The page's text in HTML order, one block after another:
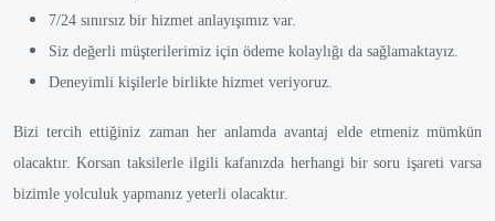
7/24 sınırsız bir hizmet anlayışımız var.
Siz değerli müşterilerimiz için ödeme kolaylığı da sağlamaktayız.
Deneyimli kişilerle birlikte hizmet veriyoruz.
Bizi tercih ettiğiniz zaman her anlamda avantaj elde etmeniz mümkün
olacaktır. Korsan taksilerle ilgili kafanızda herhangi bir soru işareti varsa
bizimle yolculuk yapmanız yeterli olacaktır.